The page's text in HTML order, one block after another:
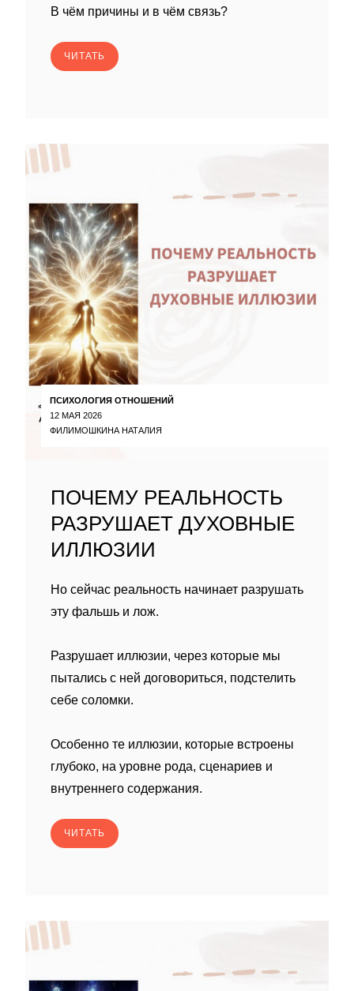
В чём причины и в чём связь?
ЧИТАТЬ
ПСИХОЛОГИЯ ОТНОШЕНИЙ
12 МАЯ 2026
ФИЛИМОШКИНА НАТАЛИЯ
ПОЧЕМУ РЕАЛЬНОСТЬ
РАЗРУШАЕТ ДУХОВНЫЕ
ИЛЛЮЗИИ
Но сейчас реальность начинает разрушать
эту фальшь и лож.
Разрушает иллюзии, через которые мы
пытались с ней договориться, подстелить
себе соломки.
Особенно те иллюзии, которые встроены
глубоко, на уровне рода, сценариев и
внутреннего содержания.
ЧИТАТЬ